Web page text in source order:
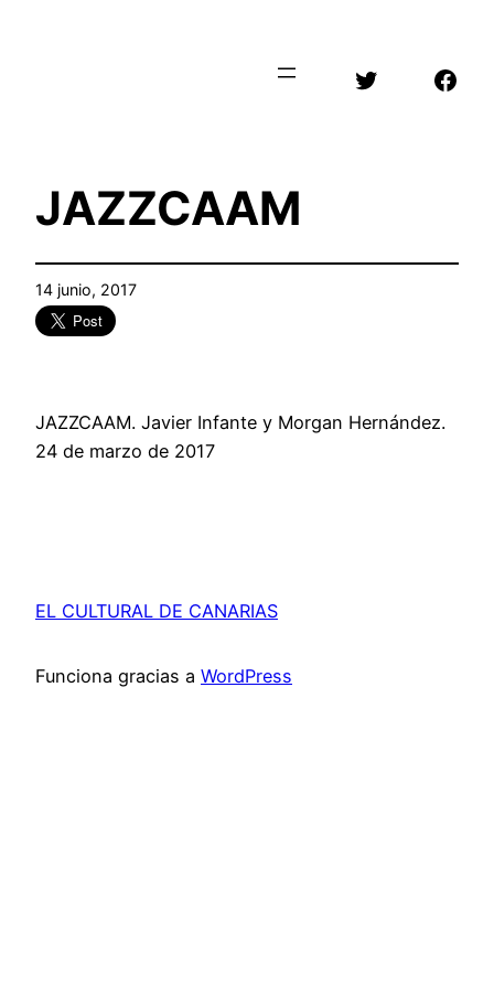
Twitter
JAZZCAAM
14 junio, 2017
JAZZCAAM. Javier Infante y Morgan Hernández.
24 de marzo de 2017
EL CULTURAL DE CANARIAS
Funciona gracias a WordPress